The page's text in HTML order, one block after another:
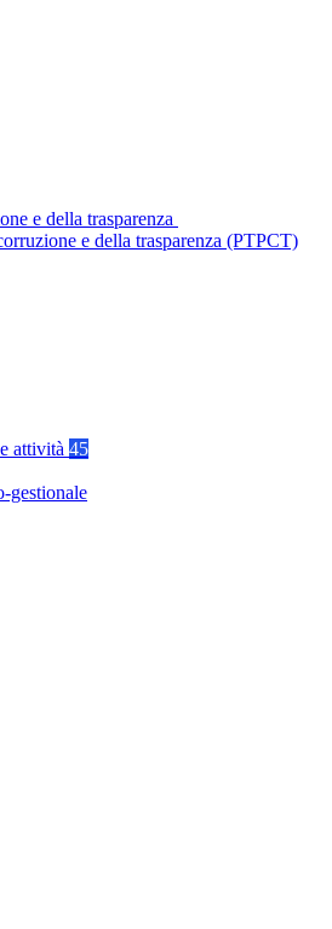
e della trasparenza
e della trasparenza (PTPCT)
attività 45
gestionale